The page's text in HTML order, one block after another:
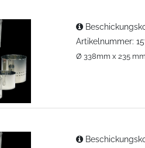
Artikelnummer:
Ø 338mm x 235